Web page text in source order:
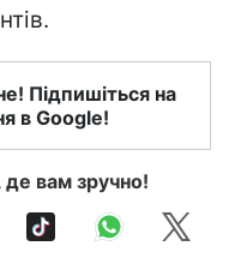
Підпишіться на
в Google!
вам зручно!